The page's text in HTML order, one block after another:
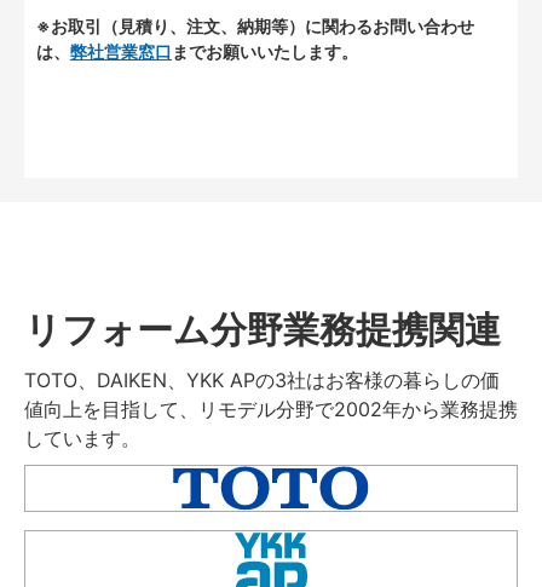
※お取引（見積り、注文、納期等）に関わるお問い合わせ
は、 弊社営業窓口 までお願いいたします。
リフォーム分野業務提携関連
TOTO、DAIKEN、YKK APの3社はお客様の暮らしの価
値向上を目指して、リモデル分野で2002年から業務提携
しています。